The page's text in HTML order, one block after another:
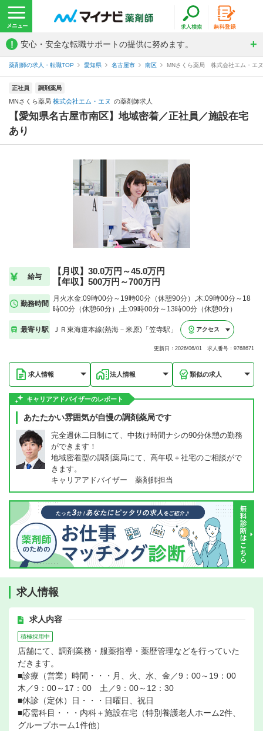
! 安心・安全な転職サポートの提供に努めます。
薬剤師の求人・転職TOP 愛知県 名古屋市 南区 MNさくら薬局 株式会社エム・エ
正社員 調剤薬局
MNさくら薬局 株式会社エム・エヌ の薬剤師求人
【愛知県名古屋市南区】地域密着／正社員／施設在宅
あり
給与
【月収】30.0万円～45.0万円
【年収】500万円～700万円
勤務時間
月火水金:09時00分～19時00分（休憩90分）,木:09時00分～18
時00分（休憩60分）,土:09時00分～13時00分（休憩0分）
最寄り駅 ＪＲ東海道本線(熱海－米原)「笠寺駅」 アクセス
更新日：2026/06/01 求人番号：9768671
求人情報 法人情報 類似の求人
キャリアアドバイザーのレポート
あたたかい雰囲気が自慢の調剤薬局です
完全週休二日制にて、中抜け時間ナシの90分休憩の勤務
ができます！
地域密着型の調剤薬局にて、高年収＋社宅のご相談がで
きます。
キャリアアドバイザー 薬剤師担当
求人情報
求人内容
積極採用中
店舗にて、調剤業務・服薬指導・薬歴管理などを行っていた
だきます。
■診療（営業）時間・・・月、火、水、金／9：00～19：00
木／9：00～17：00 土／9：00～12：30
■休診（定休）日・・・日曜日、祝日
■応需科目・・・内科＋施設在宅（特別養護老人ホーム2件、
グループホーム1件他）